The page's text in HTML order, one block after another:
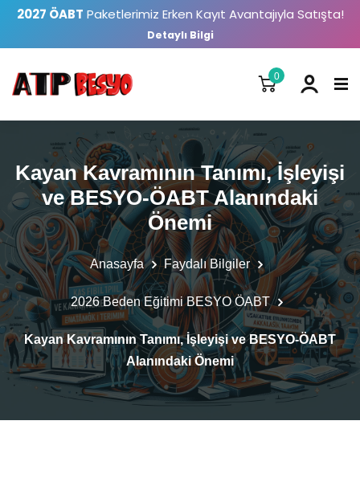
2027 ÖABT Paketlerimiz Erken Kayıt Avantajıyla Satışta!
Detaylı Bilgi
0
Kayan Kavramının Tanımı, İşleyişi
ve BESYO-ÖABT Alanındaki
Önemi
Anasayfa Faydalı Bilgiler
2026 Beden Eğitimi BESYO ÖABT
Kayan Kavramının Tanımı, İşleyişi ve BESYO-ÖABT
Alanındaki Önemi